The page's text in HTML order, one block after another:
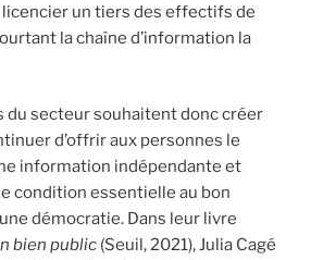
licencier un tiers des effectifs de
la chaîne d’information la
du secteur souhaitent donc créer
d’offrir aux personnes le
information indépendante et
condition essentielle au bon
démocratie. Dans leur livre
bien public (Seuil, 2021), Julia Cagé